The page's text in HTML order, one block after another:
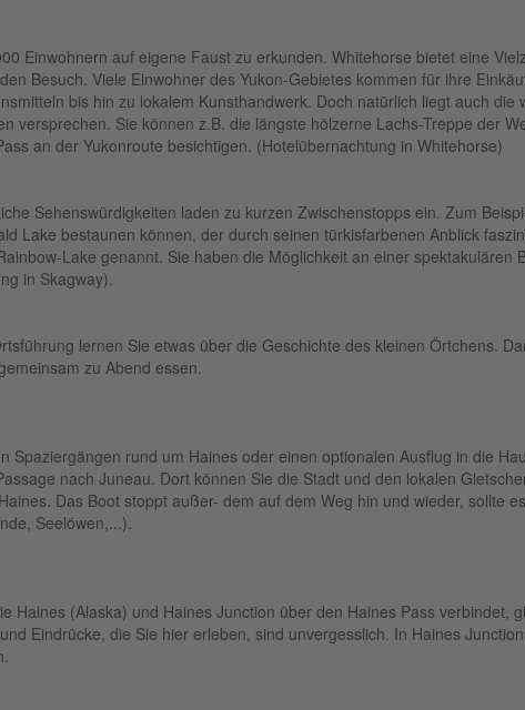
Einwohnern auf eigene Faust zu erkunden. Whitehorse bietet eine
Besuch. Viele Einwohner des Yukon-Gebietes kommen für ihre
bis hin zu lokalem Kunsthandwerk. Doch natürlich liegt auch die
versprechen. Sie können z.B. die längste hölzerne Lachs-Treppe der
an der Yukonroute besichtigen. (Hotelübernachtung in Whitehorse)
Sehenswürdigkeiten laden zu kurzen Zwischenstopps ein. Zum
Lake bestaunen können, der durch seinen türkisfarbenen Anblick
Lake genannt. Sie haben die Möglichkeit an einer spektakulären
in Skagway).
lernen Sie etwas über die Geschichte des kleinen Örtchens.
zu Abend essen.
rund um Haines oder einen optionalen Ausflug in die
nach Juneau. Dort können Sie die Stadt und den lokalen
Das Boot stoppt außer- dem auf dem Weg hin und wieder, sollte
Seelöwen,...).
Haines (Alaska) und Haines Junction über den Haines Pass verbindet,
Eindrücke, die Sie hier erleben, sind unvergesslich. In Haines